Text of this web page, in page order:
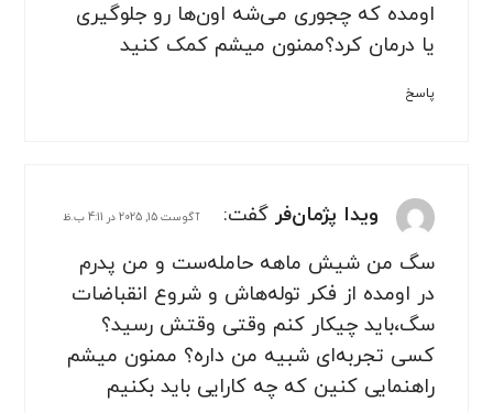
اومده که چجوری می‌شه اون‌ها رو جلوگیری
یا درمان کرد؟ممنون میشم کمک کنید
پاسخ
ویدا پژمان‌فر گفت: آگوست 15, 2025 در 4:11 ب.ظ
سگ من شیش ماهه حامله‌ست و من پدرم
در اومده از فکر توله‌هاش و شروع انقباضات
سگ،باید چیکار کنم وقتی وقتش رسید؟
کسی تجربه‌ای شبیه من داره؟ ممنون میشم
راهنمایی کنین که چه کارایی باید بکنیم